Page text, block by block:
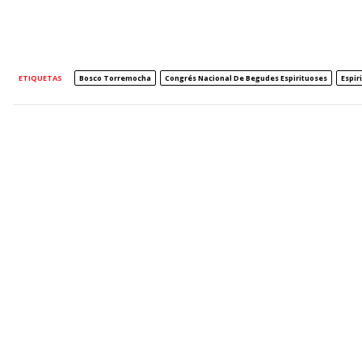
ETIQUETAS Bosco Torremocha Congrés Nacional De Begudes Espirituoses